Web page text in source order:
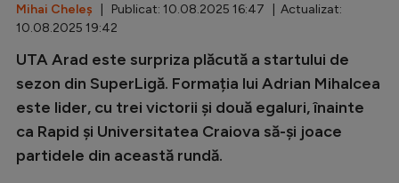
Clasamente
Champions League
Europa League
Mihai Cheleș | Publicat: 10.08.2025 16:47 | Actualizat:
10.08.2025 19:42
UTA Arad este surpriza plăcută a startului de
sezon din SuperLigă. Formația lui Adrian Mihalcea
este lider, cu trei victorii și două egaluri, înainte
ca Rapid și Universitatea Craiova să-și joace
partidele din această rundă.